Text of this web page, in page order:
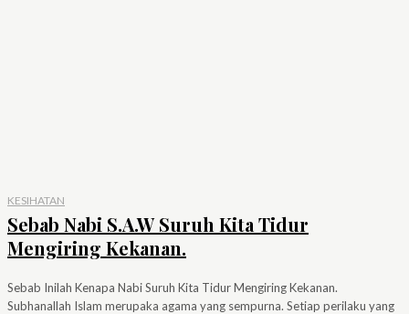
KESIHATAN
Sebab Nabi S.A.W Suruh Kita Tidur
Mengiring Kekanan.
Sebab Inilah Kenapa Nabi Suruh Kita Tidur Mengiring Kekanan.
Subhanallah Islam merupaka agama yang sempurna. Setiap perilaku yang